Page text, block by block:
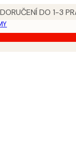
DO 1-3